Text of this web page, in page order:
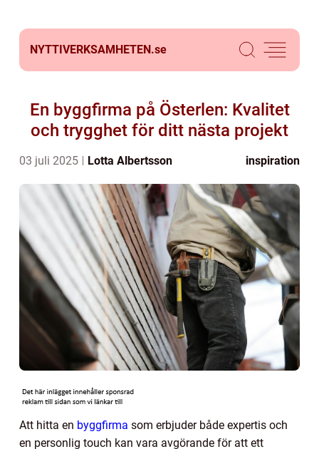
NYTTIVERKSAMHETEN.se
En byggfirma på Österlen: Kvalitet
och trygghet för ditt nästa projekt
03 juli 2025 Lotta Albertsson inspiration
Att hitta en byggfirma som erbjuder både expertis och
en personlig touch kan vara avgörande för att ett